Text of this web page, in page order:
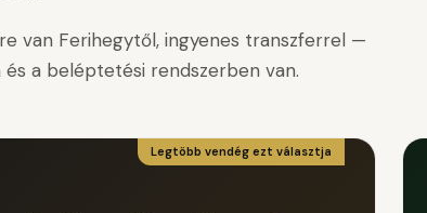
van Ferihegytől, ingyenes transzferrel —
a beléptetési rendszerben van.
Legtöbb vendég ezt választja